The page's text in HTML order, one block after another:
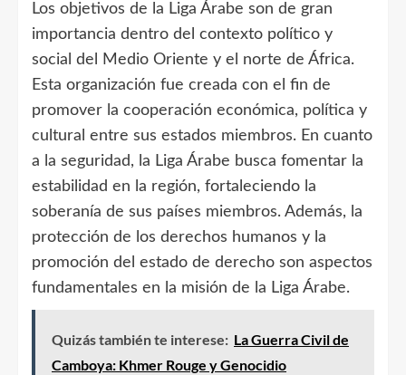
Los objetivos de la Liga Árabe son de gran
importancia dentro del contexto político y
social del Medio Oriente y el norte de África.
Esta organización fue creada con el fin de
promover la cooperación económica, política y
cultural entre sus estados miembros. En cuanto
a la seguridad, la Liga Árabe busca fomentar la
estabilidad en la región, fortaleciendo la
soberanía de sus países miembros. Además, la
protección de los derechos humanos y la
promoción del estado de derecho son aspectos
fundamentales en la misión de la Liga Árabe.
Quizás también te interese: La Guerra Civil de
Camboya: Khmer Rouge y Genocidio